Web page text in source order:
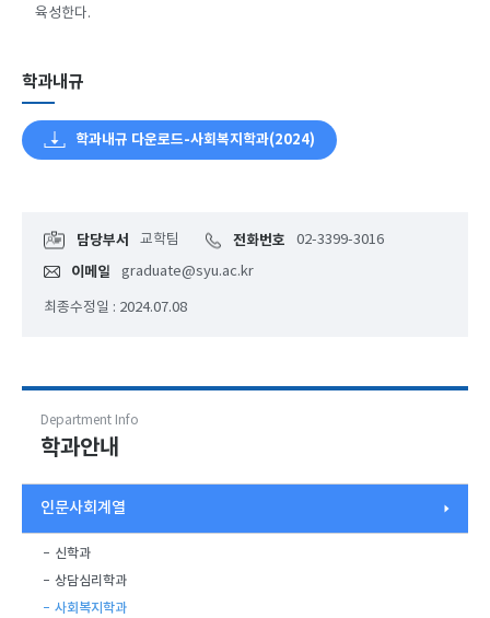
육성한다.
학과내규
학과내규 다운로드-사회복지학과(2024)
담당부서 교학팀 전화번호 02-3399-3016
이메일 graduate@syu.ac.kr
최종수정일 : 2024.07.08
Department Info
학과안내
인문사회계열
신학과
상담심리학과
사회복지학과